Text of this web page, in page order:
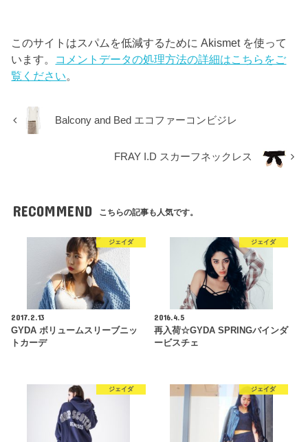
このサイトはスパムを低減するために Akismet を使って
います。 コメントデータの処理方法の詳細はこちらをご
覧ください。
Balcony and Bed エコファーコンビジレ
FRAY I.D スカーフネックレス
RECOMMEND こちらの記事も人気です。
ジェイダ
2017.2.13
GYDA ボリュームスリーブニッ
トカーデ
ジェイダ
2016.4.5
再入荷☆GYDA SPRINGバインダ
ービスチェ
ジェイダ ジェイダ